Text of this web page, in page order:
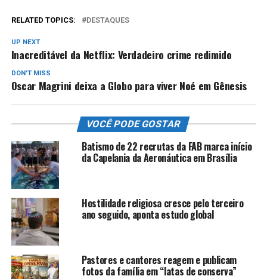
RELATED TOPICS: DESTAQUES
UP NEXT
Inacreditável da Netflix: Verdadeiro crime redimido
DON'T MISS
Oscar Magrini deixa a Globo para viver Noé em Gênesis
VOCÊ PODE GOSTAR
Batismo de 22 recrutas da FAB marca início
da Capelania da Aeronáutica em Brasília
Hostilidade religiosa cresce pelo terceiro
ano seguido, aponta estudo global
Pastores e cantores reagem e publicam
fotos da família em “latas de conserva”